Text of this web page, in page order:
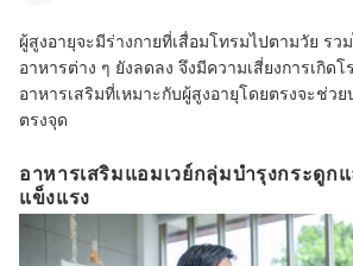
ผู้สูงอายุจะมีร่างกายที่เสื่อมโทรมไปตามวัย ร
อาหารต่าง ๆ ยังลดลง จึงมีความเสี่ยงการเกิด
อาหารเสริมที่เหมาะกับผู้สูงอายุโดยตรงจะช่ว
ตรงจุด
อาหารเสริมแอมเวย์กลุ่มบำรุงกระดูก
แข็งแรง